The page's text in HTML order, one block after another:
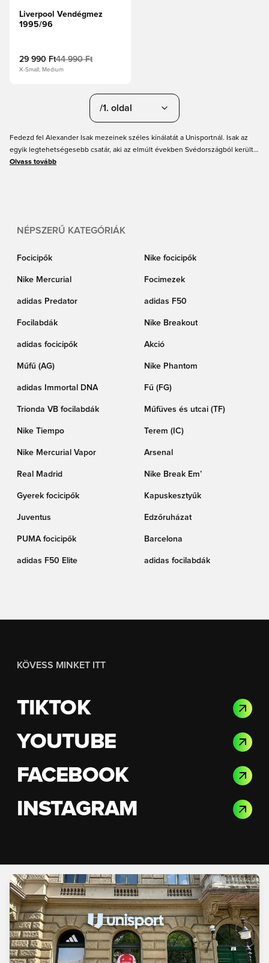
Liverpool Vendégmez
1995/96
29 990 Ft44 990 Ft
X-Small, Medium
/1. oldal
Fedezd fel Alexander Isak mezeinek széles kínálatát a Unisportnál. Isak az
egyik legtehetségesebb csatár, aki az elmúlt években Svédországból került
ki, ezért feltétlenül érdemes megnézni Alexander Isak focimezeinket.
Olvass tovább
NÉPSZERŰ KATEGÓRIÁK
Focicipők Nike focicipők
Nike Mercurial Focimezek
adidas Predator adidas F50
Focilabdák Nike Breakout
adidas focicipők Akció
Műfű (AG) Nike Phantom
adidas Immortal DNA Fű (FG)
Trionda VB focilabdák Műfüves és utcai (TF)
Nike Tiempo Terem (IC)
Nike Mercurial Vapor Arsenal
Real Madrid Nike Break Em’
Gyerek focicipők Kapuskesztyűk
Juventus Edzőruházat
PUMA focicipők Barcelona
adidas F50 Elite adidas focilabdák
KÖVESS MINKET ITT
TIKTOK
YOUTUBE
FACEBOOK
INSTAGRAM